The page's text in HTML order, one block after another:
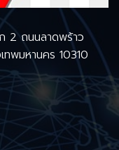
2 ถนนลาดพร้าว
พมหานคร 10310